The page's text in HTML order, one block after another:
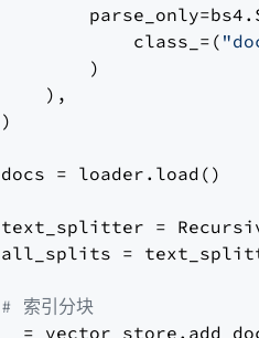
            class_=(
        )
    ),
)
docs = loader.load()
text_splitter =
all_splits =
# 索引分块
_ =